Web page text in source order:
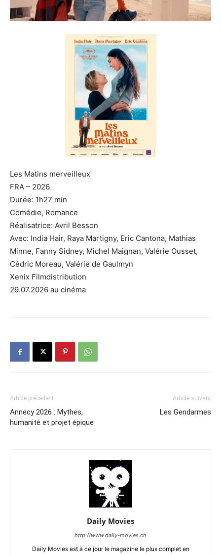
Les Matins merveilleux
FRA – 2026
Durée: 1h27 min
Comédie, Romance
Réalisatrice: Avril Besson
Avec: India Hair, Raya Martigny, Eric Cantona, Mathias
Minne, Fanny Sidney, Michel Maignan, Valérie Ousset,
Cédric Moreau, Valérie de Gaulmyn
Xenix Filmdistribution
29.07.2026 au cinéma
Article précédent
Annecy 2026 : Mythes,
humanité et projet épique
Article suivant
Les Gendarmes
Daily Movies
http://www.daily-movies.ch
Daily Movies est à ce jour le magazine le plus complet en